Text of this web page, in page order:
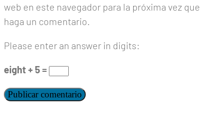
web en este navegador para la próxima vez que
haga un comentario.
Please enter an answer in digits:
eight + 5 =